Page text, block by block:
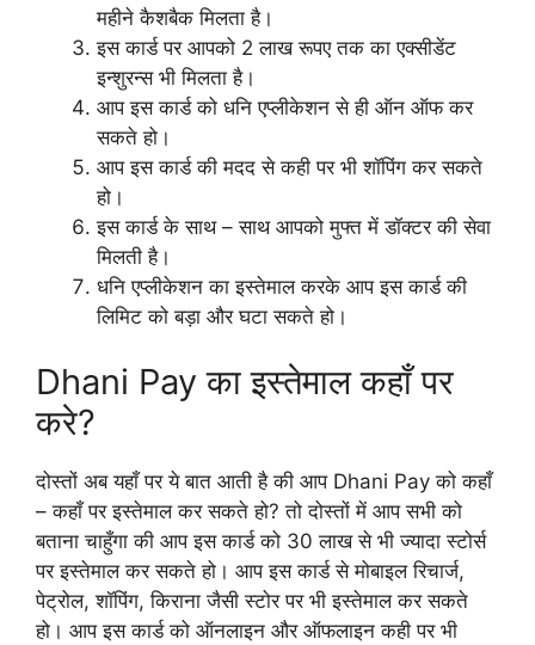
महीने कैशबैक मिलता है।
इस कार्ड पर आपको 2 लाख रूपए तक का एक्सीडेंट
इन्शुरन्स भी मिलता है।
आप इस कार्ड को धनि एप्लीकेशन से ही ऑन ऑफ कर
सकते हो।
आप इस कार्ड की मदद से कही पर भी शॉपिंग कर सकते
हो।
इस कार्ड के साथ – साथ आपको मुफ्त में डॉक्टर की सेवा
मिलती है।
धनि एप्लीकेशन का इस्तेमाल करके आप इस कार्ड की
लिमिट को बड़ा और घटा सकते हो।
Dhani Pay का इस्तेमाल कहाँ पर
करे?
दोस्तों अब यहाँ पर ये बात आती है की आप Dhani Pay को कहाँ
– कहाँ पर इस्तेमाल कर सकते हो? तो दोस्तों में आप सभी को
बताना चाहुँगा की आप इस कार्ड को 30 लाख से भी ज्यादा स्टोर्स
पर इस्तेमाल कर सकते हो। आप इस कार्ड से मोबाइल रिचार्ज,
पेट्रोल, शॉपिंग, किराना जैसी स्टोर पर भी इस्तेमाल कर सकते
हो। आप इस कार्ड को ऑनलाइन और ऑफलाइन कही पर भी